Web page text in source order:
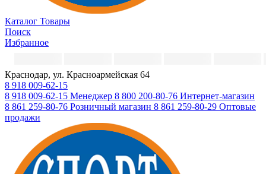
Каталог Товары
Поиск
Избранное
Краснодар, ул. Красноармейская 64
8 918 009-62-15
8 918 009-62-15 Менеджер 8 800 200-80-76 Интернет-магазин
8 861 259-80-76 Розничный магазин 8 861 259-80-29 Оптовые
продажи